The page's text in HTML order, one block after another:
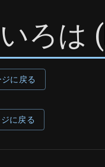
ろは (
に戻る
に戻る